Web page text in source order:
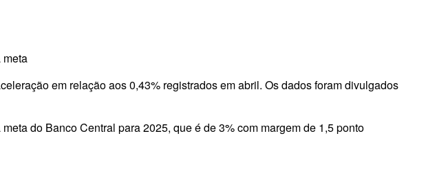
meta
em relação aos 0,43% registrados em abril. Os dados foram divulgados
do Banco Central para 2025, que é de 3% com margem de 1,5 ponto